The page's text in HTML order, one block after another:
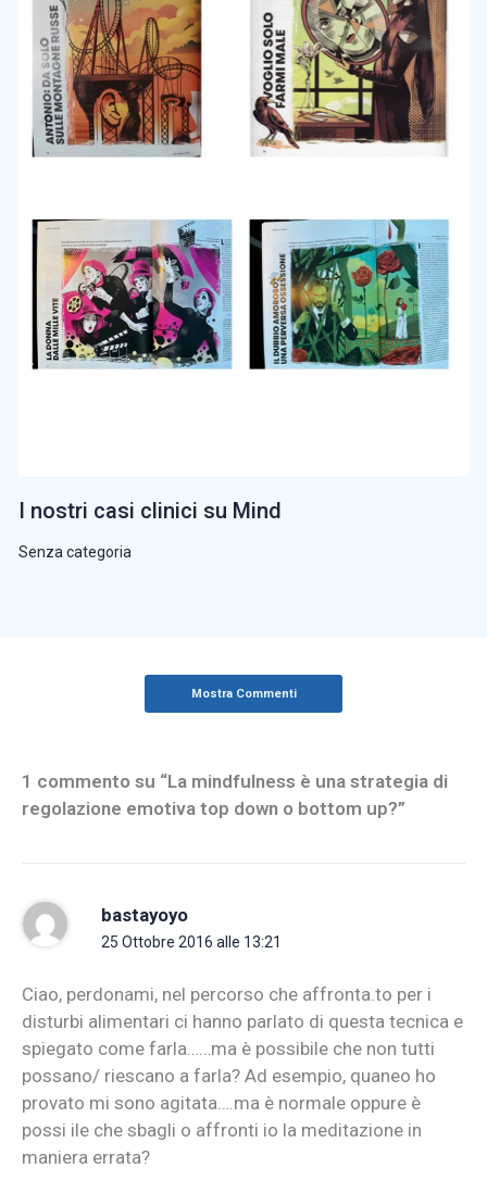
I nostri casi clinici su Mind
Senza categoria
Mostra Commenti
1 commento su “La mindfulness è una strategia di
regolazione emotiva top down o bottom up?”
bastayoyo
25 Ottobre 2016 alle 13:21
Ciao, perdonami, nel percorso che affronta.to per i
disturbi alimentari ci hanno parlato di questa tecnica e
spiegato come farla……ma è possibile che non tutti
possano/ riescano a farla? Ad esempio, quaneo ho
provato mi sono agitata….ma è normale oppure è
possi ile che sbagli o affronti io la meditazione in
maniera errata?